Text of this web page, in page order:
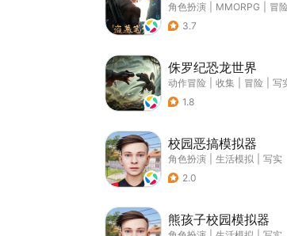
角色扮演 MMORPG 冒
3.7
侏罗纪恐龙世界
动作冒险 收集 冒险
写
1.8
校园恶搞模拟器
角色扮演 生活模拟
写实
2.0
熊孩子校园模拟器